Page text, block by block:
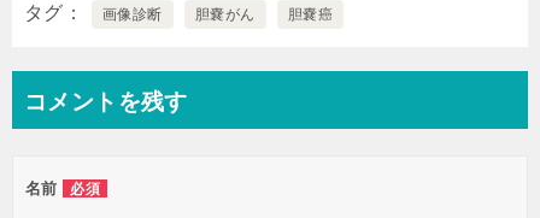
タグ 画像診断 胆嚢がん 胆嚢癌
コメントを残す
名前 必須